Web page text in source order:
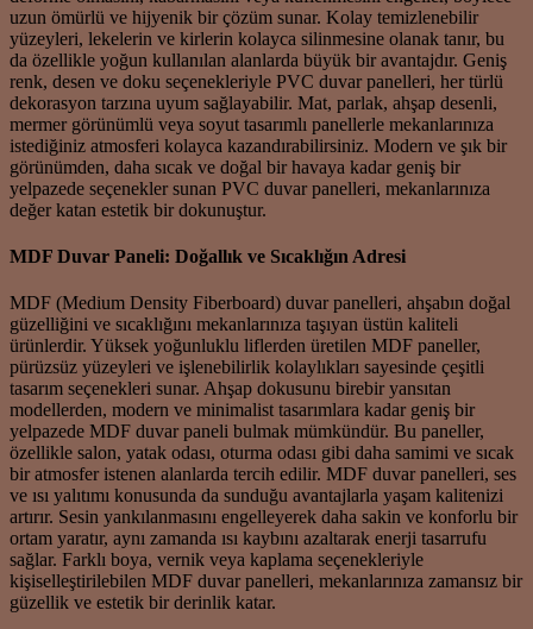
uzun ömürlü ve hijyenik bir çözüm sunar. Kolay temizlenebilir
yüzeyleri, lekelerin ve kirlerin kolayca silinmesine olanak tanır, bu
da özellikle yoğun kullanılan alanlarda büyük bir avantajdır. Geniş
renk, desen ve doku seçenekleriyle PVC duvar panelleri, her türlü
dekorasyon tarzına uyum sağlayabilir. Mat, parlak, ahşap desenli,
mermer görünümlü veya soyut tasarımlı panellerle mekanlarınıza
istediğiniz atmosferi kolayca kazandırabilirsiniz. Modern ve şık bir
görünümden, daha sıcak ve doğal bir havaya kadar geniş bir
yelpazede seçenekler sunan PVC duvar panelleri, mekanlarınıza
değer katan estetik bir dokunuştur.
MDF Duvar Paneli: Doğallık ve Sıcaklığın Adresi
MDF (Medium Density Fiberboard) duvar panelleri, ahşabın doğal
güzelliğini ve sıcaklığını mekanlarınıza taşıyan üstün kaliteli
ürünlerdir. Yüksek yoğunluklu liflerden üretilen MDF paneller,
pürüzsüz yüzeyleri ve işlenebilirlik kolaylıkları sayesinde çeşitli
tasarım seçenekleri sunar. Ahşap dokusunu birebir yansıtan
modellerden, modern ve minimalist tasarımlara kadar geniş bir
yelpazede MDF duvar paneli bulmak mümkündür. Bu paneller,
özellikle salon, yatak odası, oturma odası gibi daha samimi ve sıcak
bir atmosfer istenen alanlarda tercih edilir. MDF duvar panelleri, ses
ve ısı yalıtımı konusunda da sunduğu avantajlarla yaşam kalitenizi
artırır. Sesin yankılanmasını engelleyerek daha sakin ve konforlu bir
ortam yaratır, aynı zamanda ısı kaybını azaltarak enerji tasarrufu
sağlar. Farklı boya, vernik veya kaplama seçenekleriyle
kişiselleştirilebilen MDF duvar panelleri, mekanlarınıza zamansız bir
güzellik ve estetik bir derinlik katar.